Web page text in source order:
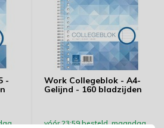
-
Work Collegeblok - A4-
Gelijnd - 160 bladzijden
vóór 23:59 besteld, maandag